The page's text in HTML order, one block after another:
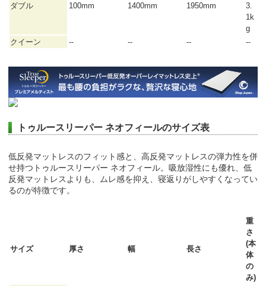
ダブル 100mm 1400mm 1950mm
3.
1k
g
クイーン
-- -- -- --
トゥルースリーパー ネオフィールのサイズ表
低反発マットレスのフィット感と、高反発マットレスの弾力性を併
せ持つトゥルースリーパー ネオフィール。吸放湿性にも優れ、低
反発マットレスよりも、ムレ感を抑え、寝返りがしやすくなってい
るのが特徴です。
サイズ 厚さ 幅 長さ
重
さ
(本
体
の
み)